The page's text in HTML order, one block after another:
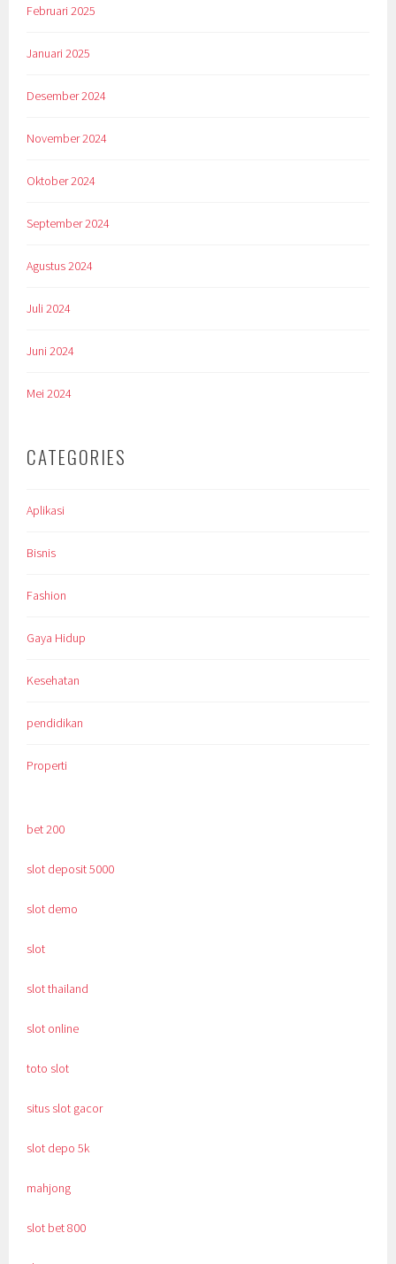
Februari 2025
Januari 2025
Desember 2024
November 2024
Oktober 2024
September 2024
Agustus 2024
Juli 2024
Juni 2024
Mei 2024
CATEGORIES
Aplikasi
Bisnis
Fashion
Gaya Hidup
Kesehatan
pendidikan
Properti
bet 200
slot deposit 5000
slot demo
slot
slot thailand
slot online
toto slot
situs slot gacor
slot depo 5k
mahjong
slot bet 800